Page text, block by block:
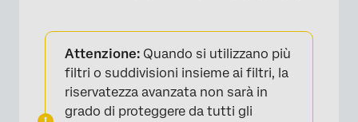
Attenzione: Quando si utilizzano più
filtri o suddivisioni insieme ai filtri, la
riservatezza avanzata non sarà in
grado di proteggere da tutti gli